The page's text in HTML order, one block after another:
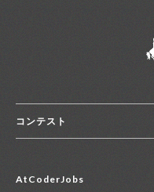
コンテスト
コンテスト一覧
AtCoderJobs